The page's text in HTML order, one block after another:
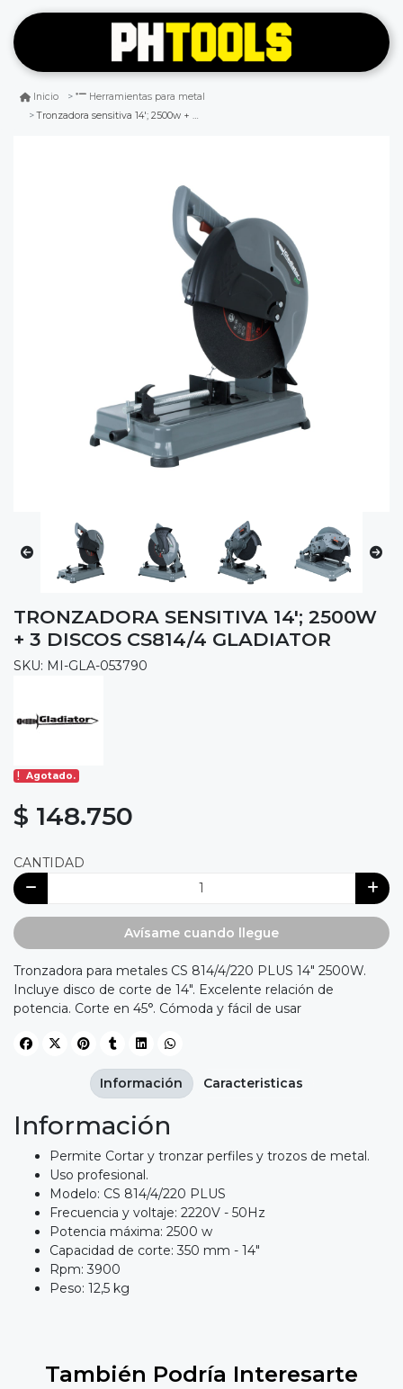
Inicio
Herramientas para metal
Tronzadora sensitiva 14'; 2500w + 3 discos cs814/4 gladiator
TRONZADORA SENSITIVA 14'; 2500W
+ 3 DISCOS CS814/4 GLADIATOR
SKU: MI-GLA-053790
Agotado.
$ 148.750
CANTIDAD
Avísame cuando llegue
Tronzadora para metales CS 814/4/220 PLUS 14" 2500W.
Incluye disco de corte de 14". Excelente relación de
potencia. Corte en 45°. Cómoda y fácil de usar
Información
Permite Cortar y tronzar perfiles y trozos de metal.
Uso profesional.
Modelo: CS 814/4/220 PLUS
Frecuencia y voltaje: 2220V - 50Hz
Potencia máxima: 2500 w
Capacidad de corte: 350 mm - 14"
Rpm: 3900
Peso: 12,5 kg
Información Caracteristicas
También Podría Interesarte